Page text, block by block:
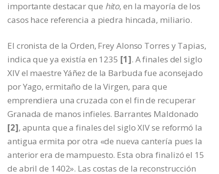
importante destacar que hito, en la mayoría de los
casos hace referencia a piedra hincada, miliario.
El cronista de la Orden, Frey Alonso Torres y Tapias,
indica que ya existía en 1235 [1]. A finales del siglo
XIV el maestre Yáñez de la Barbuda fue aconsejado
por Yago, ermitaño de la Virgen, para que
emprendiera una cruzada con el fin de recuperar
Granada de manos infieles. Barrantes Maldonado
[2], apunta que a finales del siglo XIV se reformó la
antigua ermita por otra «de nueva cantería pues la
anterior era de mampuesto. Esta obra finalizó el 15
de abril de 1402». Las costas de la reconstrucción